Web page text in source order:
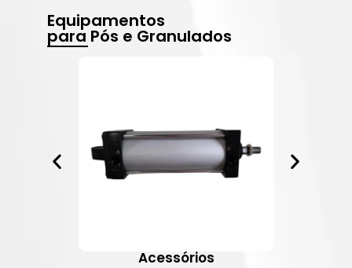
Equipamentos
para Pós e Granulados
Acessórios